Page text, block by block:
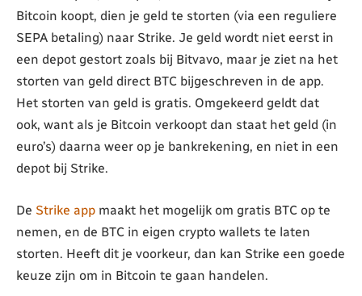
Bitcoin koopt, dien je geld te storten (via een reguliere
SEPA betaling) naar Strike. Je geld wordt niet eerst in
een depot gestort zoals bij Bitvavo, maar je ziet na het
storten van geld direct BTC bijgeschreven in de app.
Het storten van geld is gratis. Omgekeerd geldt dat
ook, want als je Bitcoin verkoopt dan staat het geld (in
euro’s) daarna weer op je bankrekening, en niet in een
depot bij Strike.
De Strike app maakt het mogelijk om gratis BTC op te
nemen, en de BTC in eigen crypto wallets te laten
storten. Heeft dit je voorkeur, dan kan Strike een goede
keuze zijn om in Bitcoin te gaan handelen.